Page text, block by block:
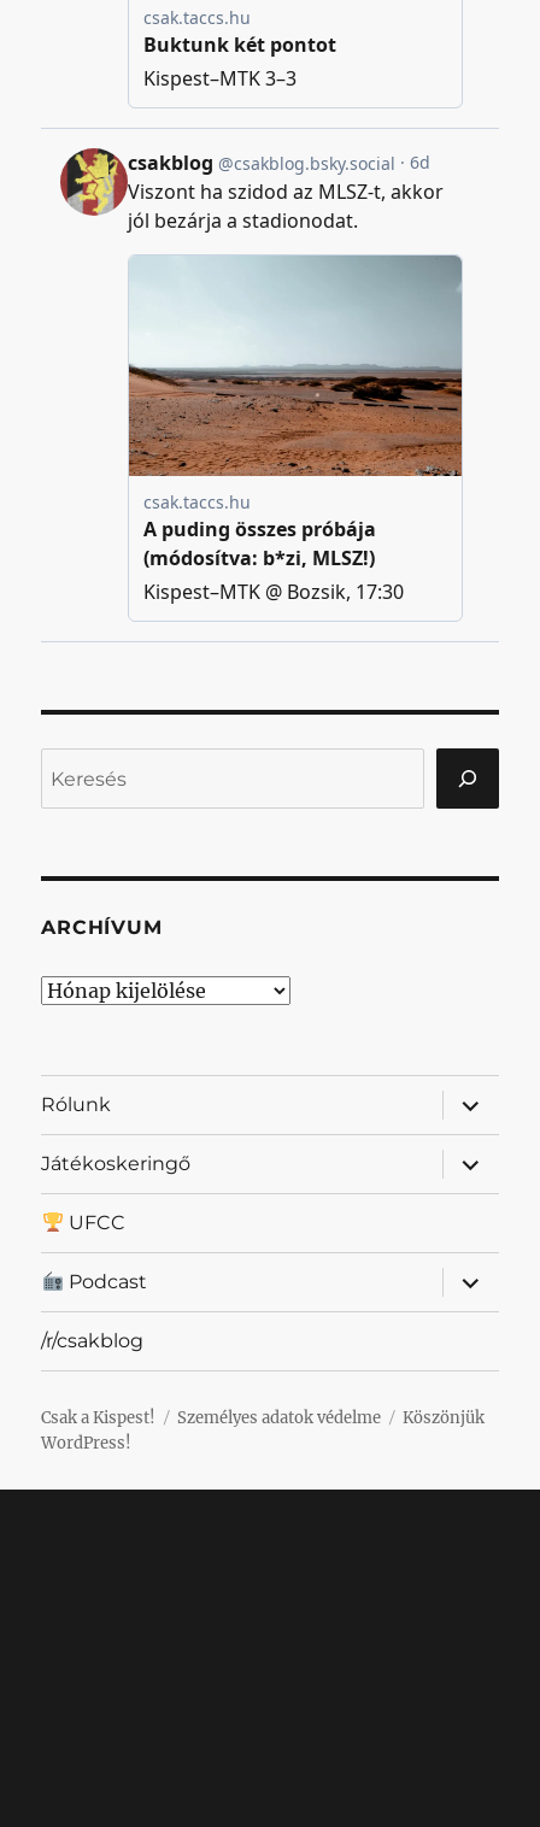
ARCHÍVUM
Archívum
Rólunk
almenü
Játékoskeringő
almenü
UFCC
Podcast
almenü
/r/csakblog
Csak a Kispest! Személyes adatok védelme
Köszönjük
WordPress!